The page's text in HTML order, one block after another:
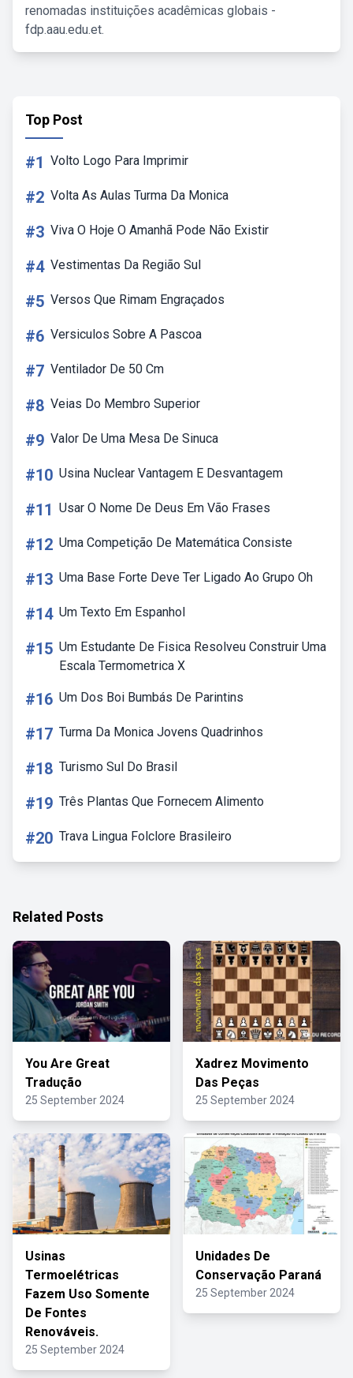
renomadas instituições acadêmicas globais -
fdp.aau.edu.et.
Top Post
#1 Volto Logo Para Imprimir
#2 Volta As Aulas Turma Da Monica
#3 Viva O Hoje O Amanhã Pode Não Existir
#4 Vestimentas Da Região Sul
#5 Versos Que Rimam Engraçados
#6 Versiculos Sobre A Pascoa
#7 Ventilador De 50 Cm
#8 Veias Do Membro Superior
#9 Valor De Uma Mesa De Sinuca
#10 Usina Nuclear Vantagem E Desvantagem
#11 Usar O Nome De Deus Em Vão Frases
#12 Uma Competição De Matemática Consiste
#13 Uma Base Forte Deve Ter Ligado Ao Grupo Oh
#14 Um Texto Em Espanhol
#15 Um Estudante De Fisica Resolveu Construir Uma
Escala Termometrica X
#16 Um Dos Boi Bumbás De Parintins
#17 Turma Da Monica Jovens Quadrinhos
#18 Turismo Sul Do Brasil
#19 Três Plantas Que Fornecem Alimento
#20 Trava Lingua Folclore Brasileiro
Related Posts
You Are Great
Tradução
25 September 2024
Xadrez Movimento
Das Peças
25 September 2024
Usinas
Termoelétricas
Fazem Uso Somente
De Fontes
Renováveis.
25 September 2024
Unidades De
Conservação Paraná
25 September 2024